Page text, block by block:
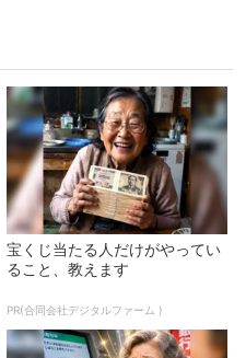
宝くじ当たる人だけがやってい
ること、教えます
PR(合同会社デジタルファーム )